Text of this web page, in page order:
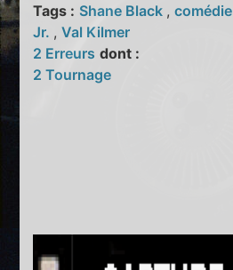
Tags : Shane Black ,comédie
Jr. ,Val Kilmer
2 Erreurs dont :
2 Tournage